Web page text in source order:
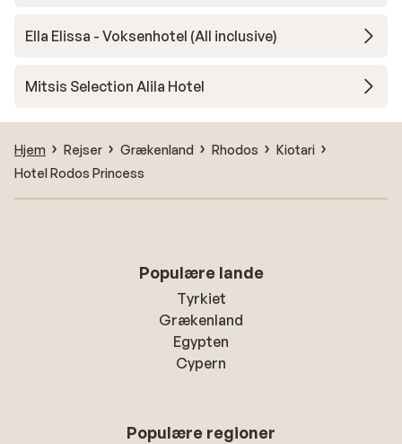
Ella Elissa - Voksenhotel (All inclusive)
Mitsis Selection Alila Hotel
Hjem Rejser Grækenland Rhodos
Kiotari
Hotel Rodos Princess
Populære lande
Tyrkiet
Grækenland
Egypten
Cypern
Populære regioner